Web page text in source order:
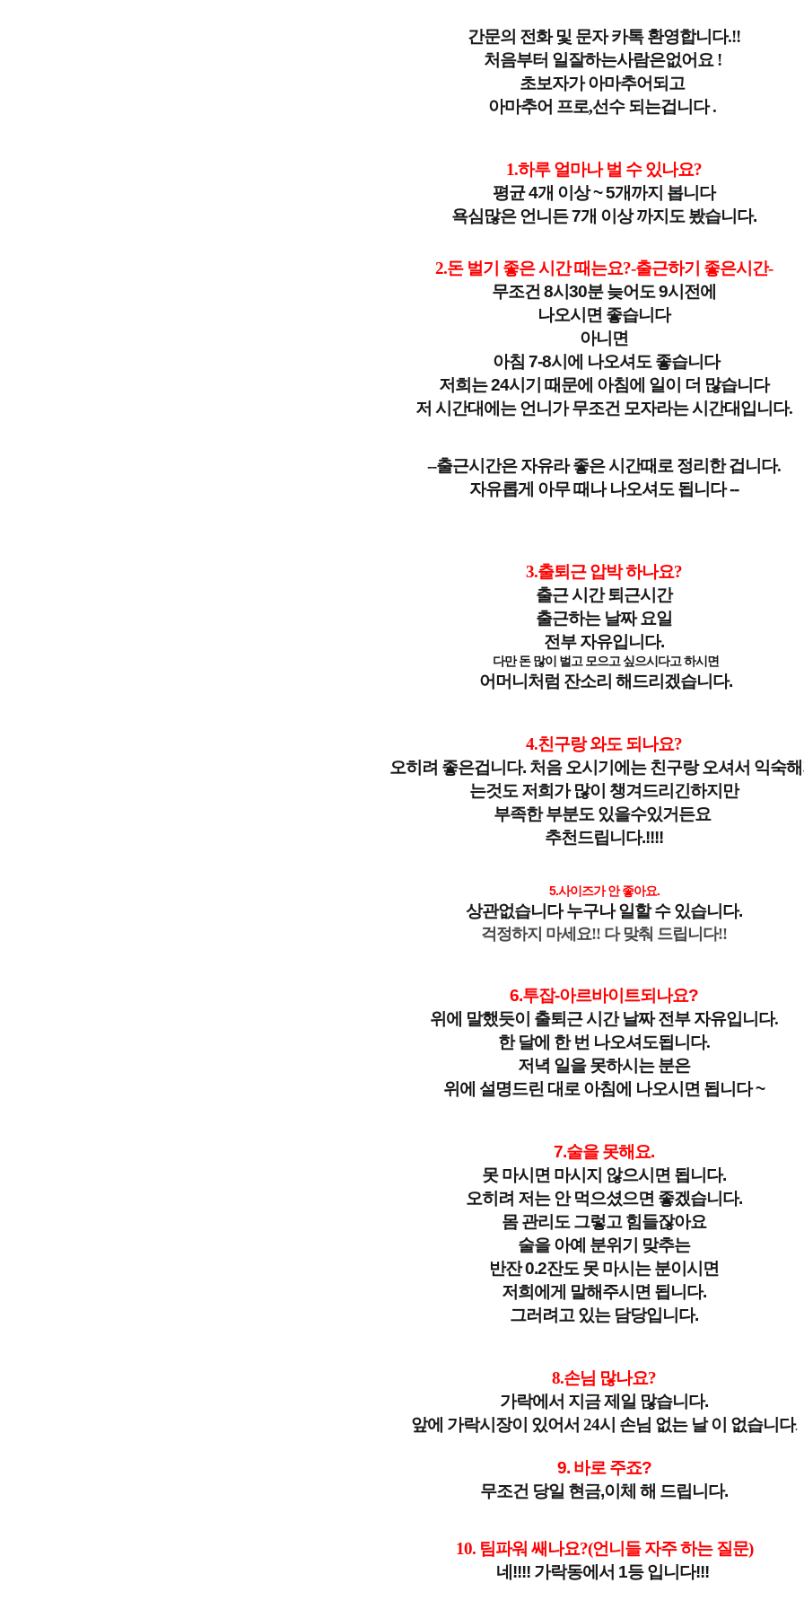
간문의 전화 및 문자 카톡 환영합니다.!!
처음부터 일잘하는사람은없어요 !
초보자가 아마추어되고
아마추어 프로,선수 되는겁니다 .
1.하루 얼마나 벌 수 있나요?
평균 4개 이상 ~ 5개까지 봅니다
욕심많은 언니든 7개 이상 까지도 봤습니다.
2.돈 벌기 좋은 시간 때는요?-출근하기 좋은시간-
무조건 8시30분 늦어도 9시전에
나오시면 좋습니다
아니면
아침 7-8시에 나오셔도 좋습니다
저희는 24시기 때문에 아침에 일이 더 많습니다
저 시간대에는 언니가 무조건 모자라는 시간대입니다.
--출근시간은 자유라 좋은 시간때로 정리한 겁니다.
자유롭게 아무 때나 나오셔도 됩니다 --
3.출퇴근 압박 하나요?
출근 시간 퇴근시간
출근하는 날짜 요일
전부 자유입니다.
다만 돈 많이 벌고 모으고 싶으시다고 하시면
어머니처럼 잔소리 해드리겠습니다.
4.친구랑 와도 되나요?
오히려 좋은겁니다. 처음 오시기에는 친구랑 오셔서 익숙
는것도 저희가 많이 챙겨드리긴하지만
부족한 부분도 있을수있거든요
추천드립니다.!!!!
5.사이즈가 안 좋아요.
상관없습니다 누구나 일할 수 있습니다.
걱정하지 마세요!! 다 맞춰 드립니다!!
6.투잡-아르바이트되나요?
위에 말했듯이 출퇴근 시간 날짜 전부 자유입니다.
한 달에 한 번 나오셔도됩니다.
저녁 일을 못하시는 분은
위에 설명드린 대로 아침에 나오시면 됩니다 ~
7.술을 못해요.
못 마시면 마시지 않으시면 됩니다.
오히려 저는 안 먹으셨으면 좋겠습니다.
몸 관리도 그렇고 힘들잖아요
술을 아예 분위기 맞추는
반잔 0.2잔도 못 마시는 분이시면
저희에게 말해주시면 됩니다.
그러려고 있는 담당입니다.
8.손님 많나요?
가락에서 지금 제일 많습니다.
앞에 가락시장이 있어서 24시 손님 없는 날 이 없습니다.
9. 바로 주죠?
무조건 당일 현금,이체 해 드립니다.
10. 팀파워 쌔나요?(언니들 자주 하는 질문)
네!!!! 가락동에서 1등 입니다!!!